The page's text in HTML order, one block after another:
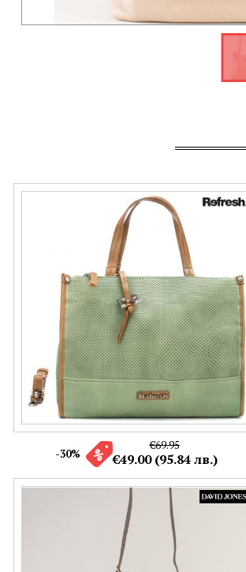
Дамска чанта в модерен зелен цвят и
кафяви дръжки ch183355z
Още цветове:
-30%
€69.95
€49.00 (95.84 лв.)
Малка дамска чанта за през рамо в бежов
цвят DAVID JONES cm6922tbj